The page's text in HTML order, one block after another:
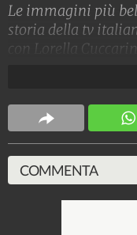
Le immagini più
storia della tv
con Lorella
dedicato al teatro.
4.053.343.113-
COMMENTA